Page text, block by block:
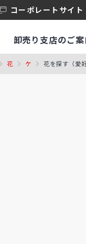
コーポレートサイト
卸売り支店のご案
花 ケ 花を探す（愛